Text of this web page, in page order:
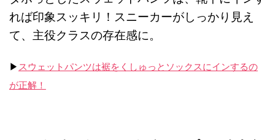
れば印象スッキリ！スニーカーがしっかり見え
て、主役クラスの存在感に。
▶︎スウェットパンツは裾をくしゅっとソックスにインするの
が正解！